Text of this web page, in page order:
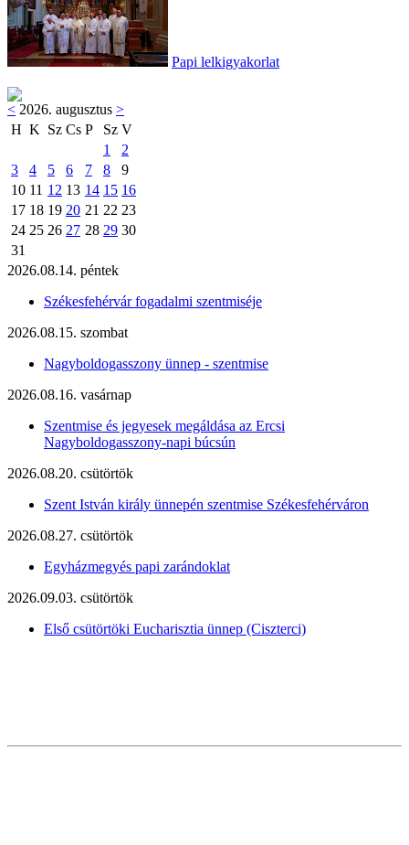
Papi lelkigyakorlat
< 2026. augusztus >
H K Sz Cs P Sz V
1
2
3
4 5 6 7 8
9
10 11 12 13 14 15 16
17 18 19 20 21 22 23
24 25 26 27 28 29 30
31
2026.08.14. péntek
Székesfehérvár fogadalmi szentmiséje
2026.08.15. szombat
Nagyboldogasszony ünnep - szentmise
2026.08.16. vasárnap
Szentmise és jegyesek megáldása az Ercsi
Nagyboldogasszony-napi búcsún
2026.08.20. csütörtök
Szent István király ünnepén szentmise Székesfehérváron
2026.08.27. csütörtök
Egyházmegyés papi zarándoklat
2026.09.03. csütörtök
Első csütörtöki Eucharisztia ünnep (Ciszterci)